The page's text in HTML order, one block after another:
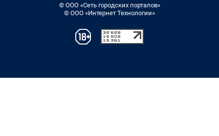
© ООО «Сеть городских порталов»
© ООО «Интернет Технологии»